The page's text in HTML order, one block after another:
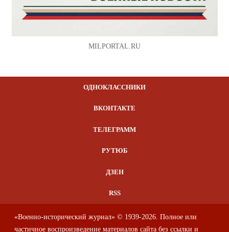
MILPORTAL.RU
ОДНОКЛАССНИКИ
ВКОНТАКТЕ
ТЕЛЕГРАММ
РУТЮБ
ДЗЕН
RSS
«Военно-исторический журнал» © 1939-2026. Полное или
частичное воспроизведение материалов сайта без ссылки и